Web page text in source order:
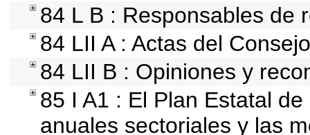
84 L B : Responsables de
84 LII A : Actas del
84 LII B : Opiniones y
85 I A1 : El Plan Estatal
anuales sectoriales y las